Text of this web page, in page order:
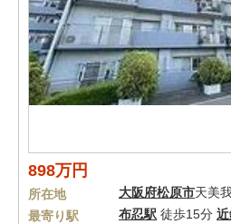
898万円
所在地 大阪府松原市天美
最寄り駅
布忍駅 徒歩15分